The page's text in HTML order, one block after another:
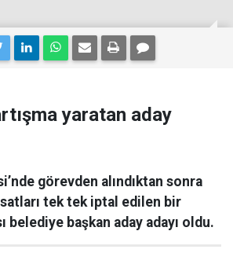
yaratan aday
görevden alındıktan sonra
tek tek iptal edilen bir
belediye başkan aday adayı oldu.